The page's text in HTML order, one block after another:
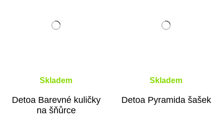
Skladem
Detoa Barevné kuličky
na šňůrce
Skladem
Detoa Pyramida šašek